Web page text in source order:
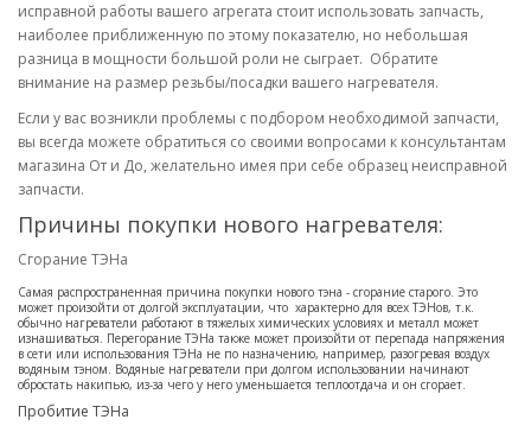
исправной работы вашего агрегата стоит использовать запчасть,
наиболее приближенную по этому показателю, но небольшая
разница в мощности большой роли не сыграет. Обратите
внимание на размер резьбы/посадки вашего нагревателя.
Если у вас возникли проблемы с подбором необходимой запчасти,
вы всегда можете обратиться со своими вопросами к консультантам
магазина От и До, желательно имея при себе образец неисправной
запчасти.
Причины покупки нового нагревателя:
Сгорание ТЭНа
Самая распространенная причина покупки нового тэна - сгорание старого. Это
может произойти от долгой эксплуатации, что характерно для всех ТЭНов, т.к.
обычно нагреватели работают в тяжелых химических условиях и металл может
изнашиваться. Перегорание ТЭНа также может произойти от перепада напряжения
в сети или использования ТЭНа не по назначению, например, разогревая воздух
водяным тэном. Водяные нагреватели при долгом использовании начинают
обростать накипью, из-за чего у него уменьшается теплоотдача и он сгорает.
Пробитие ТЭНа